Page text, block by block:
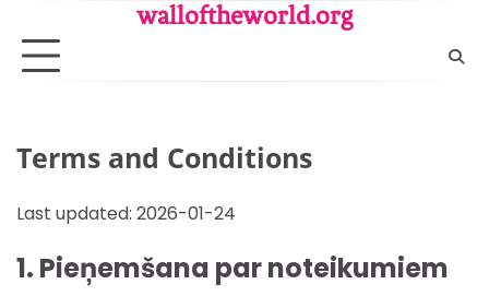
content
walloftheworld.org
Terms and Conditions
Last updated: 2026-01-24
1. Pieņemšana par noteikumiem